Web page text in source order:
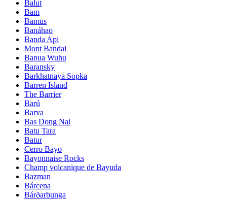
Balut
Bam
Bamus
Banáhao
Banda Api
Mont Bandai
Banua Wuhu
Baransky
Barkhatnaya Sopka
Barren Island
The Barrier
Barú
Barva
Bas Dong Nai
Batu Tara
Batur
Cerro Bayo
Bayonnaise Rocks
Champ volcanique de Bayuda
Bazman
Bárcena
Bárðarbunga